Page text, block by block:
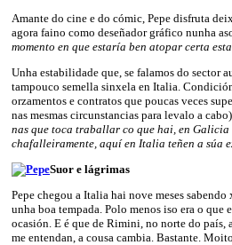
Amante do cine e do cómic, Pepe disfruta
agora faino como deseñador gráfico nunha
momento en que estaría ben atopar certa
Unha estabilidade que, se falamos do sector
tampouco semella sinxela en Italia.
orzamentos e contratos que poucas veces
nas mesmas circunstancias para levalo a cabo).
nas que toca traballar co que hai, en Galicia
chafalleiramente, aquí en Italia teñen a súa
Suor e lágrimas
Pepe chegou a Italia hai nove meses
unha boa tempada. Polo menos iso era o que
ocasión. E é que de Rimini, no norte do país,
me entendan, a cousa cambia. Bastante.